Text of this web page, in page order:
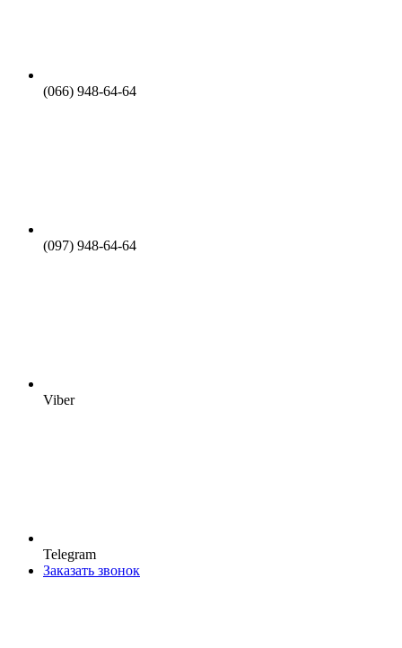
(066) 948-64-64
(097) 948-64-64
Viber
Telegram
Заказать звонок